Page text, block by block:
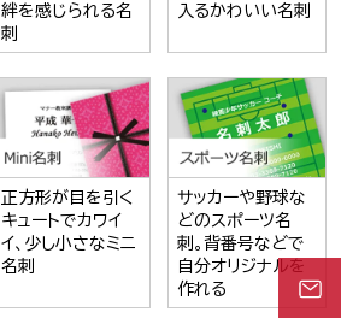
絆を感じられる名
刺
入るかわいい名刺
正方形が目を引く
キュートでカワイ
イ、少し小さなミニ
名刺
サッカーや野球な
どのスポーツ名
刺。背番号などで
自分オリジナルを
作れる